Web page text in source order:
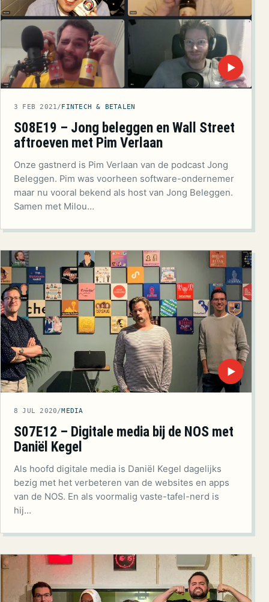
▶
3 FEB 2021/ FINTECH & BETALEN
S08E19 – Jong beleggen en Wall Street
aftroeven met Pim Verlaan
Onze gastnerd is Pim Verlaan van de podcast Jong
Beleggen. Pim was voorheen software-ondernemer
maar nu vooral bekend als host van Jong Beleggen.
Samen met Milou…
▶
8 JUL 2020/MEDIA
S07E12 – Digitale media bij de NOS met
Daniël Kegel
Als hoofd digitale media is Daniël Kegel dagelijks
bezig met het verbeteren van de websites en apps
van de NOS. En als voormalig vaste-tafel-nerd is
hij…